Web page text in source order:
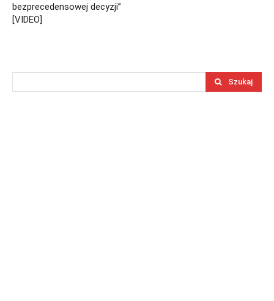
bezprecedensowej decyzji”
[VIDEO]
Szukaj